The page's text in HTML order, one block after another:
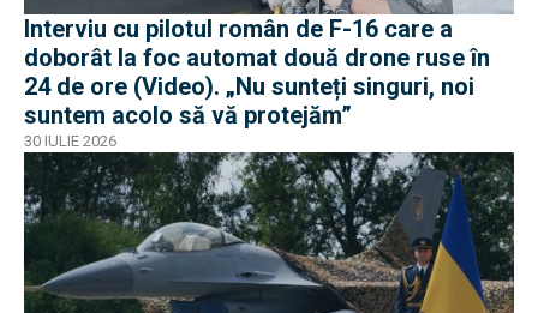
Interviu cu pilotul român de F-16 care a
doborât la foc automat două drone ruse în
24 de ore (Video). „Nu sunteți singuri, noi
suntem acolo să vă protejăm”
30 IULIE 2026